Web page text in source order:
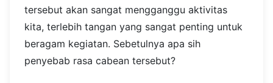
tersebut akan sangat mengganggu aktivitas
kita, terlebih tangan yang sangat penting untuk
beragam kegiatan. Sebetulnya apa sih
penyebab rasa cabean tersebut?